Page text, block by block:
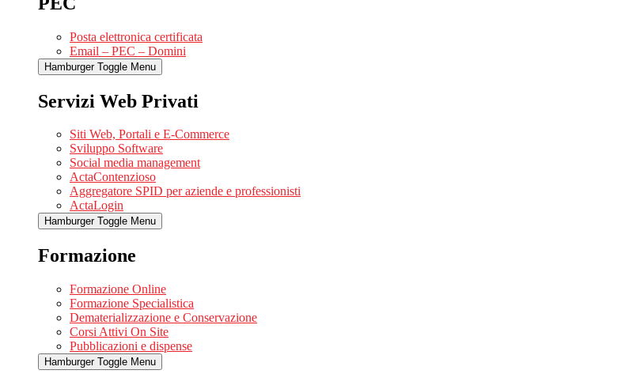
Posta elettronica certificata
Email – PEC – Domini
Hamburger Toggle Menu
Servizi Web Privati
Siti Web, Portali e E-Commerce
Sviluppo Software
Social media management
ActaContenzioso
Aggregatore SPID per aziende e professionisti
ActaLogin
Hamburger Toggle Menu
Formazione
Formazione Online
Formazione Specialistica
Dematerializzazione e Conservazione
Corsi Attivi On Site
Pubblicazioni e dispense
Hamburger Toggle Menu